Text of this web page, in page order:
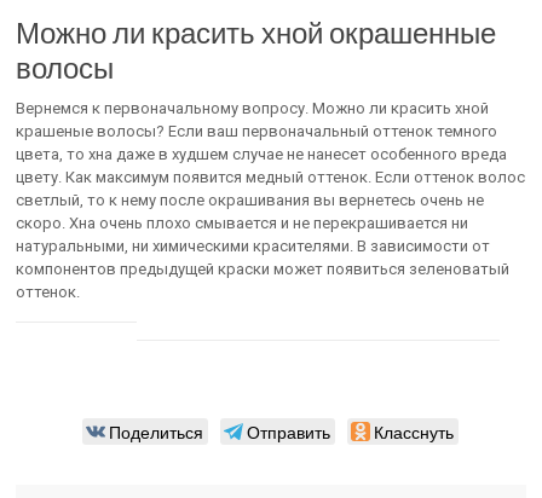
Можно ли красить хной окрашенные
волосы
Вернемся к первоначальному вопросу. Можно ли красить хной
крашеные волосы? Если ваш первоначальный оттенок темного
цвета, то хна даже в худшем случае не нанесет особенного вреда
цвету. Как максимум появится медный оттенок. Если оттенок волос
светлый, то к нему после окрашивания вы вернетесь очень не
скоро. Хна очень плохо смывается и не перекрашивается ни
натуральными, ни химическими красителями. В зависимости от
компонентов предыдущей краски может появиться зеленоватый
оттенок.
Поделиться Отправить Класснуть